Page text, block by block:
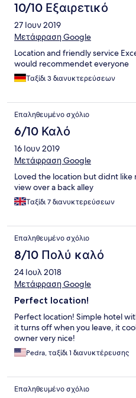
10/10 Εξαιρετικό
27 Ιουν 2019
Μετάφραση Google
Location and friendly service
would recommendet everyone
Ταξίδι 3 διανυκτερεύσεων
Επαληθευμένο σχόλιο
6/10 Καλό
16 Ιουν 2019
Μετάφραση Google
Loved the location but didnt
view over a back alley
Ταξίδι 7 διανυκτερεύσεων
Επαληθευμένο σχόλιο
8/10 Πολύ καλό
24 Ιουλ 2018
Μετάφραση Google
Perfect location!
Perfect location! Simple hotel
it turns off when you leave, it
owner very nice!
Pedra, ταξίδι 1 διανυκτέρευσης
Επαληθευμένο σχόλιο